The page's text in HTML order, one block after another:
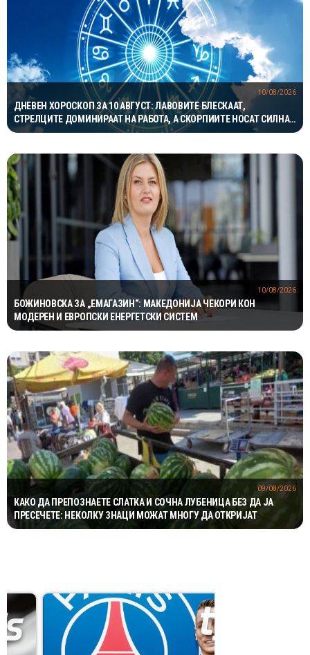
ДНЕВЕН ХОРОСКОП ЗА 10 АВГУСТ: ЛАВОВИТЕ БЛЕСКААТ,
СТРЕЛЦИТЕ ДОМИНИРААТ НА РАБОТА, А СКОРПИИТЕ НОСАТ СИЛНА
ЉУБОВНА ЕНЕРГИЈА
10/08/2026
БОЖИНОВСКА ЗА „ЕМАГАЗИН“: МАКЕДОНИЈА ЧЕКОРИ КОН
МОДЕРЕН И ЕВРОПСКИ ЕНЕРГЕТСКИ СИСТЕМ
10/08/2026
КАКО ДА ПРЕПОЗНАЕТЕ СЛАТКА И СОЧНА ЛУБЕНИЦА БЕЗ ДА ЈА
ПРЕСЕЧЕТЕ: НЕКОЛКУ ЗНАЦИ МОЖАТ МНОГУ ДА ОТКРИЈАТ
09/08/2026